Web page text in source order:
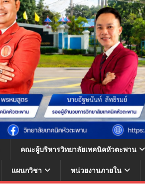
คณะผู้บริหารวิทยาลัยเทคนิคหัวตะพาน
แผนกวิชา หน่วยงานภายใน